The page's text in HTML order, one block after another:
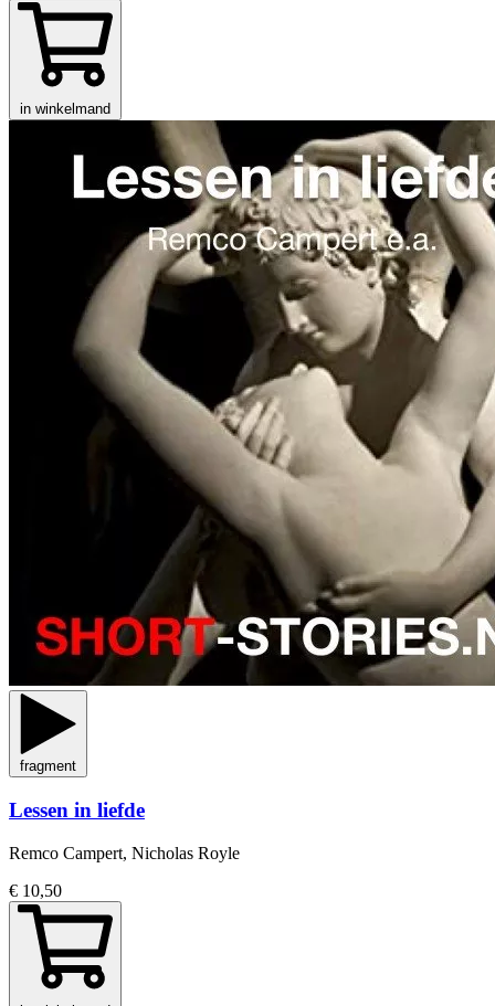
in winkelmand
fragment
Lessen in liefde
Remco Campert, Nicholas Royle
€ 10,50